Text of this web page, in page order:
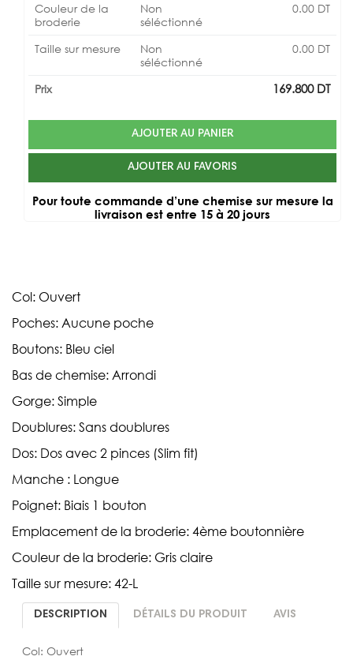
Couleur de la
broderie
Non
séléctionné
0.00 DT
Taille sur mesure
Non
séléctionné
0.00 DT
Prix 169.800DT
AJOUTER AU PANIER
AJOUTER AU FAVORIS
Pour toute commande d’une chemise sur mesure la
livraison est entre 15 à 20 jours
Col: Ouvert
Poches: Aucune poche
Boutons: Bleu ciel
Bas de chemise: Arrondi
Gorge: Simple
Doublures: Sans doublures
Dos: Dos avec 2 pinces (Slim fit)
Manche : Longue
Poignet: Biais 1 bouton
Emplacement de la broderie: 4ème boutonnière
Couleur de la broderie: Gris claire
Taille sur mesure: 42-L
DESCRIPTION DÉTAILS DU PRODUIT AVIS
Col: Ouvert